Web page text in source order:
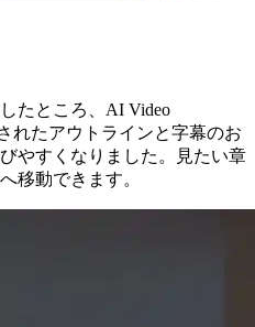
たところ、AI Video
れたアウトラインと字幕のお
やすくなりました。見たい章
移動できます。